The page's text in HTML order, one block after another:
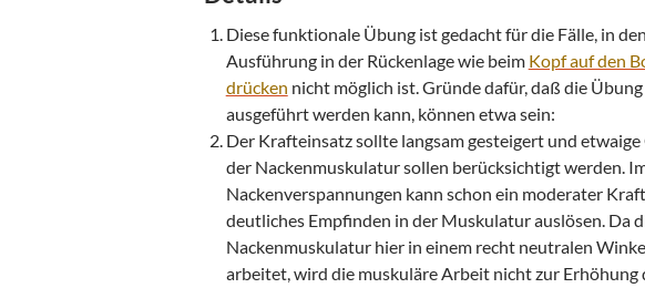
Diese funktionale Übung ist gedacht für die Fälle, in
Ausführung in der Rückenlage wie beim Kopf auf den
drücken nicht möglich ist. Gründe dafür, daß die
ausgeführt werden kann, können etwa sein:
Der Krafteinsatz sollte langsam gesteigert und etwaige
der Nackenmuskulatur sollen berücksichtigt werden.
Nackenverspannungen kann schon ein moderater
deutliches Empfinden in der Muskulatur auslösen. Da
Nackenmuskulatur hier in einem recht neutralen
arbeitet, wird die muskuläre Arbeit nicht zur Erhöhung